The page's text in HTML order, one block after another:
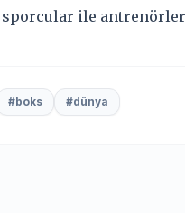
sporcular ile
#boks #dünya